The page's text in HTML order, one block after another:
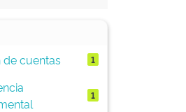
de cuentas
1
1